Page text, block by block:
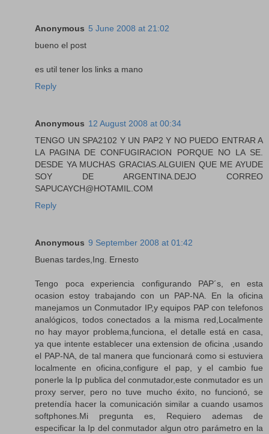
Anonymous 5 June 2008 at 21:02
bueno el post
es util tener los links a mano
Reply
Anonymous 12 August 2008 at 00:34
TENGO UN SPA2102 Y UN PAP2 Y NO PUEDO ENTRAR A
LA PAGINA DE CONFUGIRACION PORQUE NO LA SE.
DESDE YA MUCHAS GRACIAS.ALGUIEN QUE ME AYUDE
SOY DE ARGENTINA.DEJO CORREO
SAPUCAYCH@HOTAMIL.COM
Reply
Anonymous 9 September 2008 at 01:42
Buenas tardes,Ing. Ernesto
Tengo poca experiencia configurando PAP´s, en esta
ocasion estoy trabajando con un PAP-NA. En la oficina
manejamos un Conmutador IP,y equipos PAP con telefonos
analógicos, todos conectados a la misma red,Localmente
no hay mayor problema,funciona, el detalle está en casa,
ya que intente establecer una extension de oficina ,usando
el PAP-NA, de tal manera que funcionará como si estuviera
localmente en oficina,configure el pap, y el cambio fue
ponerle la Ip publica del conmutador,este conmutador es un
proxy server, pero no tuve mucho éxito, no funcionó, se
pretendía hacer la comunicación similar a cuando usamos
softphones.Mi pregunta es, Requiero ademas de
especificar la Ip del conmutador algun otro parámetro en la